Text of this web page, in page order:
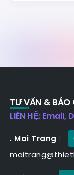
TƯ VẤN & BÁO
LIÊN HỆ:
. Mai Trang |